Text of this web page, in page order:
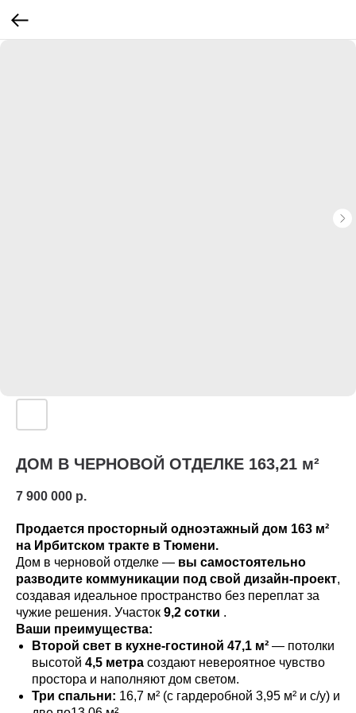
ДОМ В ЧЕРНОВОЙ ОТДЕЛКЕ 163,21 м²
7 900 000 р.
Продается просторный одноэтажный дом 163 м²
на Ирбитском тракте в Тюмени.
Дом в черновой отделке — вы самостоятельно
разводите коммуникации под свой дизайн-проект,
создавая идеальное пространство без переплат за
чужие решения. Участок 9,2 сотки .
Ваши преимущества:
Второй свет в кухне-гостиной 47,1 м² — потолки
высотой 4,5 метра создают невероятное чувство
простора и наполняют дом светом.
Три спальни: 16,7 м² (с гардеробной 3,95 м² и с/у) и